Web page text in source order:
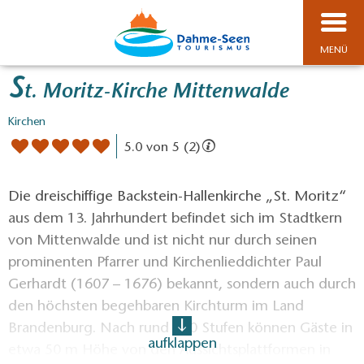
MENÜ
St. Moritz-Kirche Mittenwalde
Kirchen
5.0 von 5 (2)
Die dreischiffige Backstein-Hallenkirche „St. Moritz“
aus dem 13. Jahrhundert befindet sich im Stadtkern
von Mittenwalde und ist nicht nur durch seinen
prominenten Pfarrer und Kirchenlieddichter Paul
Gerhardt (1607 – 1676) bekannt, sondern auch durch
den höchsten begehbaren Kirchturm im Land
Brandenburg. Nach rund 200 Stufen können Gäste in
etwa 50 m Höhe von den Aussichtsplattformen in
aufklappen